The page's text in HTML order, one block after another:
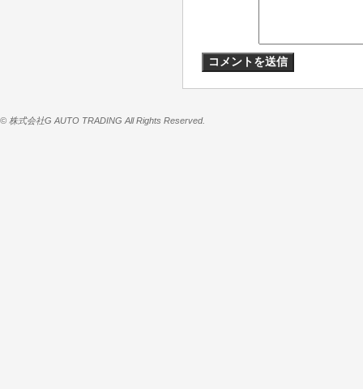
© 株式会社G AUTO TRADING All Rights Reserved.